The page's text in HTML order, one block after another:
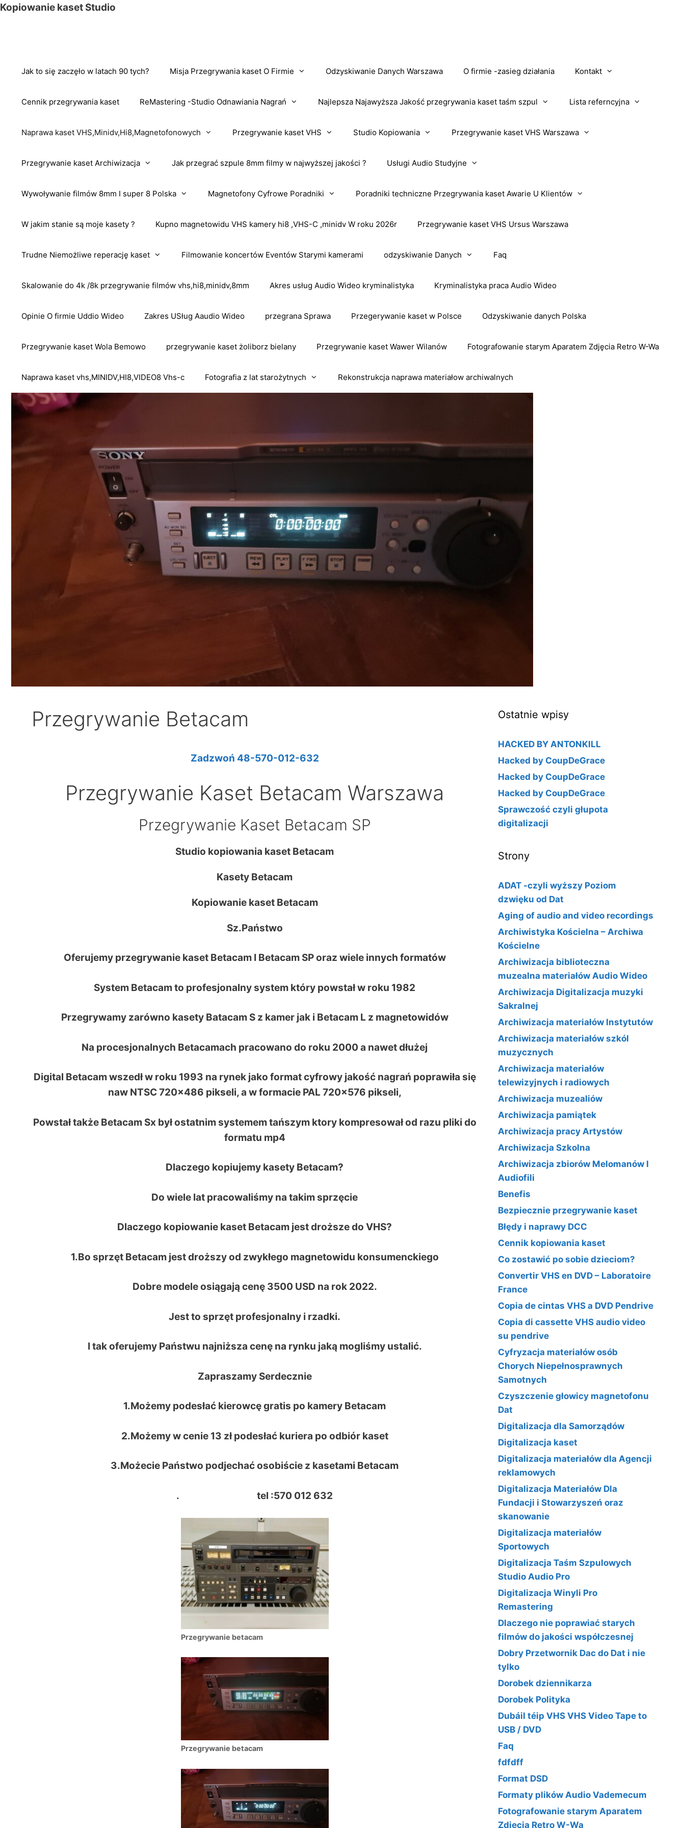
Kopiowanie kaset Studio
Jak to się zaczęło w latach 90 tych? Misja Przegrywania kaset O Firmie Odzyskiwanie Danych Warszawa O firmie -zasieg działania Kontakt
Cennik przegrywania kaset ReMastering -Studio Odnawiania Nagrań Najlepsza Najawyższa Jakość przegrywania kaset taśm szpul Lista referncyjna
Naprawa kaset VHS,Minidv,Hi8,Magnetofonowych Przegrywanie kaset VHS Studio Kopiowania Przegrywanie kaset VHS Warszawa
Przegrywanie kaset Archiwizacja Jak przegrać szpule 8mm filmy w najwyższej jakości ? Usługi Audio Studyjne
Wywoływanie filmów 8mm I super 8 Polska Magnetofony Cyfrowe Poradniki Poradniki techniczne Przegrywania kaset Awarie U Klientów
W jakim stanie są moje kasety ? Kupno magnetowidu VHS kamery hi8 ,VHS-C ,minidv W roku 2026r Przegrywanie kaset VHS Ursus Warszawa
Trudne Niemożliwe reperację kaset Filmowanie koncertów Eventów Starymi kamerami odzyskiwanie Danych Faq
Skalowanie do 4k /8k przegrywanie filmów vhs,hi8,minidv,8mm Akres usług Audio Wideo kryminalistyka Kryminalistyka praca Audio Wideo
Opinie O firmie Uddio Wideo Zakres USług Aaudio Wideo przegrana Sprawa Przegerywanie kaset w Polsce Odzyskiwanie danych Polska
Przegrywanie kaset Wola Bemowo przegrywanie kaset żoliborz bielany Przegrywanie kaset Wawer Wilanów Fotografowanie starym Aparatem Zdjęcia Retro W-Wa
Naprawa kaset vhs,MINIDV,HI8,VIDEO8 Vhs-c Fotografia z lat starożytnych Rekonstrukcja naprawa materiałow archiwalnych
Przegrywanie Betacam
Zadzwoń 48-570-012-632
Przegrywanie Kaset Betacam Warszawa
Przegrywanie Kaset Betacam SP
Studio kopiowania kaset Betacam
Kasety Betacam
Kopiowanie kaset Betacam
Sz.Państwo
Oferujemy przegrywanie kaset Betacam I Betacam SP oraz wiele innych formatów
System Betacam to profesjonalny system który powstał w roku 1982
Przegrywamy zarówno kasety Batacam S z kamer jak i Betacam L z magnetowidów
Na procesjonalnych Betacamach pracowano do roku 2000 a nawet dłużej
Digital Betacam wszedł w roku 1993 na rynek jako format cyfrowy jakość nagrań poprawiła się
naw NTSC 720×486 pikseli, a w formacie PAL 720×576 pikseli,
Powstał także Betacam Sx był ostatnim systemem tańszym ktory kompresował od razu pliki do
formatu mp4
Dlaczego kopiujemy kasety Betacam?
Do wiele lat pracowaliśmy na takim sprzęcie
Dlaczego kopiowanie kaset Betacam jest droższe do VHS?
1.Bo sprzęt Betacam jest droższy od zwykłego magnetowidu konsumenckiego
Dobre modele osiągają cenę 3500 USD na rok 2022.
Jest to sprzęt profesjonalny i rzadki.
I tak oferujemy Państwu najniższa cenę na rynku jaką mogliśmy ustalić.
Zapraszamy Serdecznie
1.Możemy podesłać kierowcę gratis po kamery Betacam
2.Możemy w cenie 13 zł podesłać kuriera po odbiór kaset
3.Możecie Państwo podjechać osobiście z kasetami Betacam
. tel :570 012 632
Przegrywanie betacam
Przegrywanie betacam
Ostatnie wpisy
HACKED BY ANTONKILL
Hacked by CoupDeGrace
Hacked by CoupDeGrace
Hacked by CoupDeGrace
Sprawczość czyli głupota
digitalizacji
Strony
ADAT -czyli wyższy Poziom
dzwięku od Dat
Aging of audio and video recordings
Archiwistyka Kościelna – Archiwa
Kościelne
Archiwizacja biblioteczna
muzealna materiałów Audio Wideo
Archiwizacja Digitalizacja muzyki
Sakralnej
Archiwizacja materiałów Instytutów
Archiwizacja materiałów szkól
muzycznych
Archiwizacja materiałów
telewizyjnych i radiowych
Archiwizacja muzealiów
Archiwizacja pamiątek
Archiwizacja pracy Artystów
Archiwizacja Szkolna
Archiwizacja zbiorów Melomanów I
Audiofili
Benefis
Bezpiecznie przegrywanie kaset
Błędy i naprawy DCC
Cennik kopiowania kaset
Co zostawić po sobie dzieciom?
Convertir VHS en DVD – Laboratoire
France
Copia de cintas VHS a DVD Pendrive
Copia di cassette VHS audio video
su pendrive
Cyfryzacja materiałów osób
Chorych Niepełnosprawnych
Samotnych
Czyszczenie głowicy magnetofonu
Dat
Digitalizacja dla Samorządów
Digitalizacja kaset
Digitalizacja materiałów dla Agencji
reklamowych
Digitalizacja Materiałów Dla
Fundacji i Stowarzyszeń oraz
skanowanie
Digitalizacja materiałów
Sportowych
Digitalizacja Taśm Szpulowych
Studio Audio Pro
Digitalizacja Winyli Pro
Remastering
Dlaczego nie poprawiać starych
filmów do jakości współczesnej
Dobry Przetwornik Dac do Dat i nie
tylko
Dorobek dziennikarza
Dorobek Polityka
Dubáil téip VHS VHS Video Tape to
USB / DVD
Faq
fdfdff
Format DSD
Formaty plików Audio Vademecum
Fotografowanie starym Aparatem
Zdjęcia Retro W-Wa